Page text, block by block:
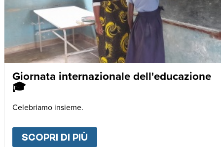
Giornata internazionale dell'educazione
🎓
Celebriamo insieme.
SCOPRI DI PIÙ